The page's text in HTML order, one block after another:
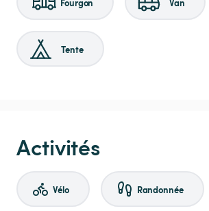
Tente
Activités
Vélo Randonnée